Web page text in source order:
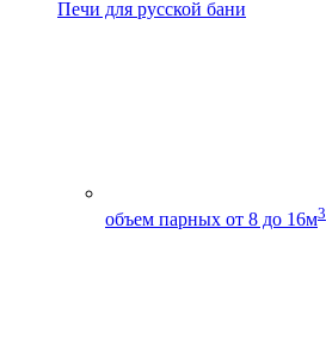
Печи для русской бани
объем парных от 8 до 16м3